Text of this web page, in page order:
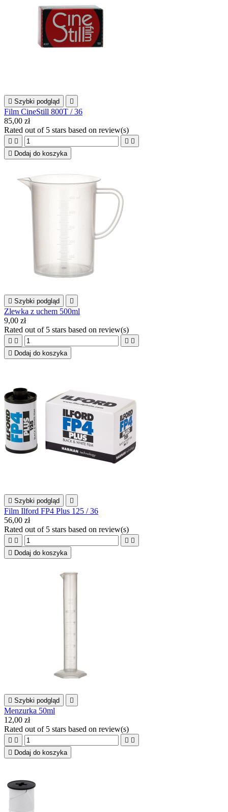
 Szybki podgląd 
Film CineStill 800T / 36
85,00 zł
Rated out of 5 stars based on review(s)
   
 Dodaj do koszyka
 Szybki podgląd 
Zlewka z uchem 500ml
9,00 zł
Rated out of 5 stars based on review(s)
   
 Dodaj do koszyka
 Szybki podgląd 
Film Ilford FP4 Plus 125 / 36
56,00 zł
Rated out of 5 stars based on review(s)
   
 Dodaj do koszyka
 Szybki podgląd 
Menzurka 50ml
12,00 zł
Rated out of 5 stars based on review(s)
   
 Dodaj do koszyka